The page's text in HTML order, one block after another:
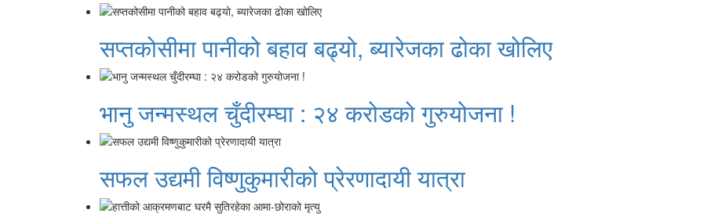
सप्तकोसीमा पानीको बहाव बढ्यो, ब्यारेजका ढोका खोलिए
भानु जन्मस्थल चुँदीरम्घा : २४ करोडको गुरुयोजना !
सफल उद्यमी विष्णुकुमारीको प्रेरणादायी यात्रा